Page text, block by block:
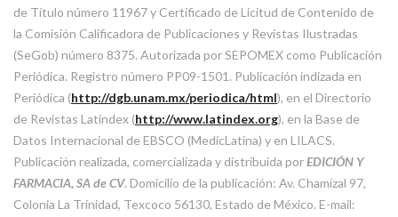
de Título número 11967 y Certificado de Licitud de Contenido de
la Comisión Calificadora de Publicaciones y Revistas Ilustradas
(SeGob) número 8375. Autorizada por SEPOMEX como Publicación
Periódica. Registro número PP09-1501. Publicación indizada en
Periódica (http://dgb.unam.mx/periodica/html), en el Directorio
de Revistas Latindex (http://www.latindex.org), en la Base de
Datos Internacional de EBSCO (MedicLatina) y en LILACS.
Publicación realizada, comercializada y distribuida porEDICIÓN Y
FARMACIA, SA de CV. Domicilio de la publicación: Av. Chamizal 97,
Colonia La Trinidad, Texcoco 56130, Estado de México. E-mail: